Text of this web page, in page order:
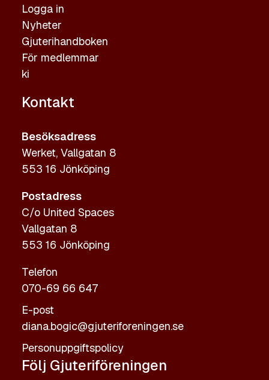
Logga in
Nyheter
Gjuterihandboken
För medlemmar
ki
Kontakt
Besöksadress
Werket, Vallgatan 8
553 16 Jönköping
Postadress
C/o United Spaces
Vallgatan 8
553 16 Jönköping
Telefon
070-69 66 647
E-post
diana.bogic@gjuteriforeningen.se
Personuppgiftspolicy
Följ Gjuteriföreningen